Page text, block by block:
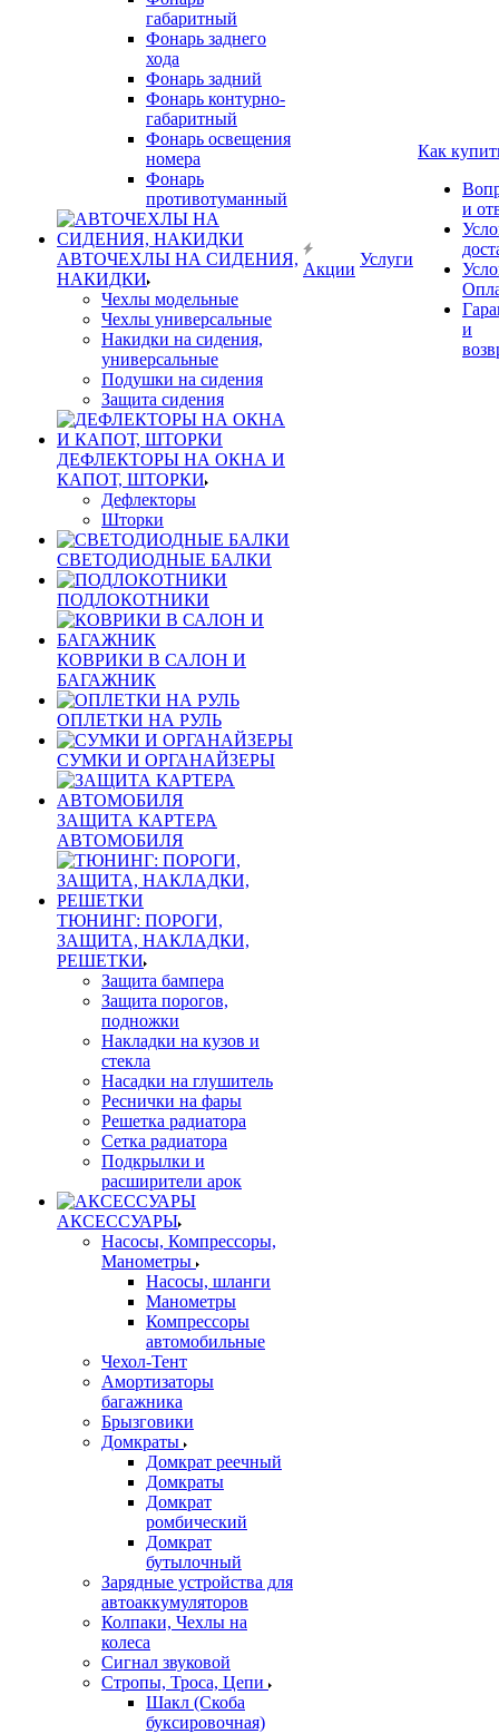
габаритный
Фонарь заднего
хода
Фонарь задний
Фонарь контурно-
габаритный
Фонарь освещения
номера
Фонарь
противотуманный
АВТОЧЕХЛЫ НА СИДЕНИЯ,
НАКИДКИ
Чехлы модельные
Чехлы универсальные
Накидки на сидения,
универсальные
Подушки на сидения
Защита сидения
ДЕФЛЕКТОРЫ НА ОКНА И
КАПОТ, ШТОРКИ
Дефлекторы
Шторки
СВЕТОДИОДНЫЕ БАЛКИ
ПОДЛОКОТНИКИ
КОВРИКИ В САЛОН И
БАГАЖНИК
ОПЛЕТКИ НА РУЛЬ
СУМКИ И ОРГАНАЙЗЕРЫ
ЗАЩИТА КАРТЕРА
АВТОМОБИЛЯ
ТЮНИНГ: ПОРОГИ,
ЗАЩИТА, НАКЛАДКИ,
РЕШЕТКИ
Защита бампера
Защита порогов,
подножки
Накладки на кузов и
стекла
Насадки на глушитель
Реснички на фары
Решетка радиатора
Сетка радиатора
Подкрылки и
расширители арок
АКСЕССУАРЫ
Насосы, Компрессоры,
Манометры
Насосы, шланги
Манометры
Компрессоры
автомобильные
Чехол-Тент
Амортизаторы
багажника
Брызговики
Домкраты
Домкрат реечный
Домкраты
Домкрат
ромбический
Домкрат
бутылочный
Зарядные устройства для
автоаккумуляторов
Колпаки, Чехлы на
колеса
Сигнал звуковой
Стропы, Троса, Цепи
Шакл (Скоба
буксировочная)
Акции
Услуги
Как
и
и